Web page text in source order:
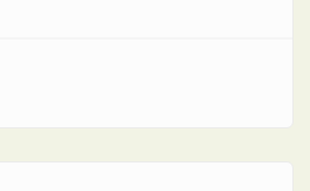
rotativas